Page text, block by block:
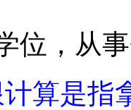
位，从
算是指